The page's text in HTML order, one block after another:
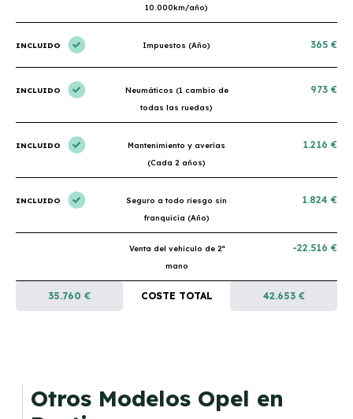
10.000km/año)
INCLUIDO Impuestos (Año) 365 €
INCLUIDO
Neumáticos (1 cambio de
todas las ruedas)
973 €
INCLUIDO
Mantenimiento y averías
(Cada 2 años)
1.216 €
INCLUIDO
Seguro a todo riesgo sin
franquicia (Año)
1.824 €
Venta del vehículo de 2ª
mano
-22.516 €
35.760 € COSTE TOTAL 42.653 €
Otros Modelos Opel en